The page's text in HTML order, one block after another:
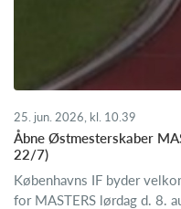
25. jun. 2026, kl. 10.39
Åbne Østmesterskaber
22/7)
Københavns IF byder
for MASTERS lørdag d. 8.